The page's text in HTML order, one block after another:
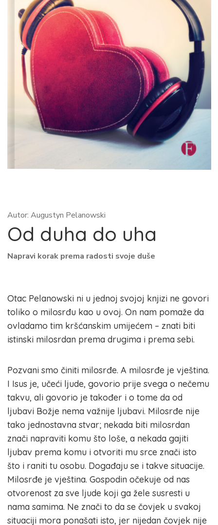
Autor: Augustyn Pelanowski
Od duha do uha
Napravi korak prema radosti svoje duše
Otac Pelanowski ni u jednoj svojoj knjizi ne govori
toliko o milosrđu kao u ovoj. On nam pomaže da
ovladamo tim kršćanskim umijećem – znati biti
istinski milosrdan prema drugima i prema sebi.
Pozvani smo činiti milosrđe. A milosrđe je vještina.
I Isus je, učeći ljude, govorio prije svega o nečemu
takvu, ali govorio je također i o tome da od
ljubavi Božje nema važnije ljubavi. Milosrđe nije
tako jednostavna stvar; nekada biti milosrdan
znači napraviti komu što loše, a nekada gajiti
ljubav prema komu i otvoriti mu srce znači isto
što i raniti tu osobu. Događaju se i takve situacije.
Milosrđe je vještina. Gospodin očekuje od nas
otvorenost za sve ljude koji ga žele susresti u
nama samima. Ne znači to da se čovjek u svakoj
situaciji mora ponašati isto, jer nijedan čovjek nije